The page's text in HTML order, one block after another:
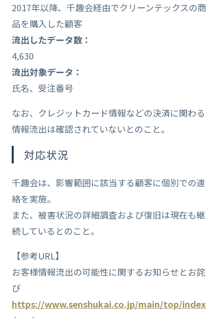
2017年以降、千趣会経由でクリーンテックスの商
品を購入した顧客
流出したデータ数：
4,630
流出対象データ：
氏名、受注番号
なお、クレジットカード情報などの決済に関わる
情報流出は確認されていないとのこと。
対応状況
千趣会は、影響範囲に該当する顧客に個別での連
絡を実施。
また、被害状況の詳細調査および復旧は現在も継
続しているとのこと。
【参考URL】
お客様情報流出の可能性に関するお知らせとお詫
び
https://www.senshukai.co.jp/main/top/index